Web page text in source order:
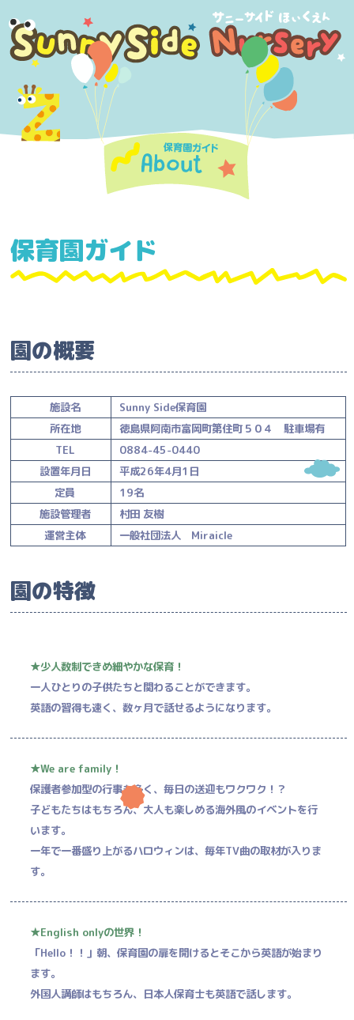
保育園ガイド
園の概要
施設名
Sunny Side保育園
所在地
徳島県阿南市富岡町第住町５０４ 駐車場有
TEL
0884-45-0440
設置年月日
平成26年4月1日
定員
19名
施設管理者
村田 友樹
運営主体
一般社団法人 Miraicle
園の特徴
★少人数制できめ細やかな保育！
一人ひとりの子供たちと関わることができます。
英語の習得も速く、数ヶ月で話せるようになります。
★We are family！
保護者参加型の行事も多く、毎日の送迎もワクワク！？
子どもたちはもちろん、大人も楽しめる海外風のイベントを行
います。
一年で一番盛り上がるハロウィンは、毎年TV曲の取材が入りま
す。
★English onlyの世界！
「Hello！！」朝、保育園の扉を開けるとそこから英語が始まり
ます。
外国人講師はもちろん、日本人保育士も英語で話します。